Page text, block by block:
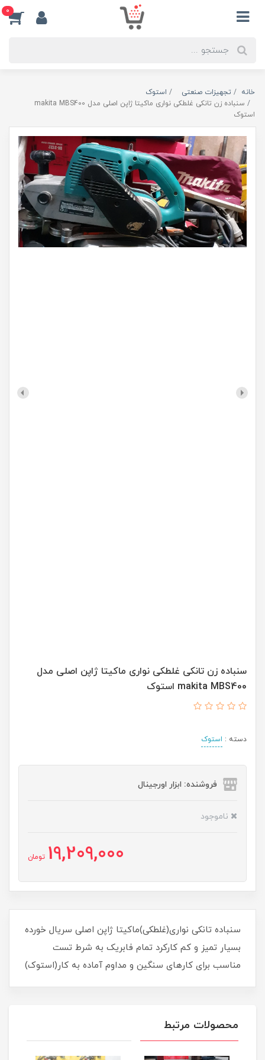
0
خانه تجهیزات صنعتی
استوک
سنباده زن تانکی غلطکی نواری ماکیتا ژاپن اصلی مدل makita MBS400
استوک
سنباده زن تانکی غلطکی نواری ماکیتا ژاپن اصلی مدل
makita MBS400 استوک
دسته : استوک
فروشنده: ابزار اورجینال
ناموجود
19,209,000 تومان
سنباده تانکی نواری(غلطکی)ماکیتا ژاپن اصلی سریال خورده
بسیار تمیز و کم کارکرد تمام فابریک به شرط تست
مناسب برای کارهای سنگین و مداوم آماده به کار(استوک)
محصولات مرتبط